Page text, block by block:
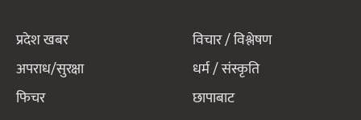
प्रदेश खबर
अपराध/सुरक्षा
फिचर
विचार / विश्लेषण
धर्म / संस्कृति
छापाबाट